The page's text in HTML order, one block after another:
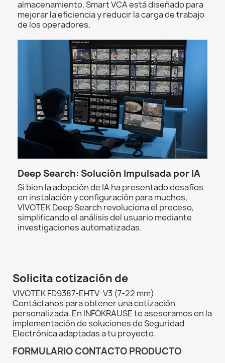
almacenamiento. Smart VCA está diseñado para
mejorar la eficiencia y reducir la carga de trabajo
de los operadores.
Deep Search: Solución Impulsada por IA
Si bien la adopción de IA ha presentado desafíos
en instalación y configuración para muchos,
VIVOTEK Deep Search revoluciona el proceso,
simplificando el análisis del usuario mediante
investigaciones automatizadas.
Solicita cotización de
VIVOTEK FD9387-EHTV-V3 (7-22 mm)
Contáctanos para obtener una cotización
personalizada. En INFOKRAUSE te asesoramos en la
implementación de soluciones de Seguridad
Electrónica adaptadas a tu proyecto.
FORMULARIO CONTACTO PRODUCTO